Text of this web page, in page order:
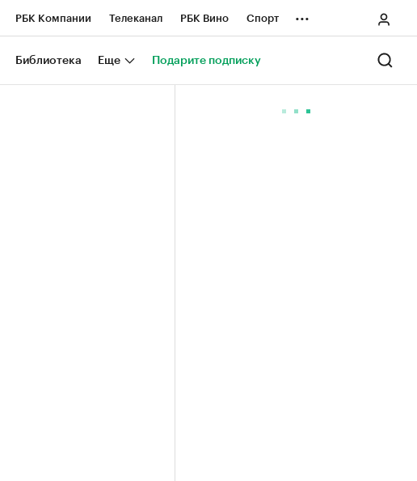
РБК Компании Телеканал РБК Вино Спорт
Национальные проекты Город
...
Библиотека Еще Подарите подписку